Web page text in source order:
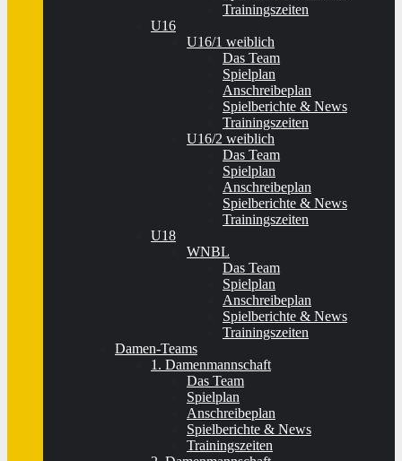
Trainingszeiten
U16
U16/1 weiblich
Das Team
Spielplan
Anschreibeplan
Spielberichte & News
Trainingszeiten
U16/2 weiblich
Das Team
Spielplan
Anschreibeplan
Spielberichte & News
Trainingszeiten
U18
WNBL
Das Team
Spielplan
Anschreibeplan
Spielberichte & News
Trainingszeiten
Damen-Teams
1. Damenmannschaft
Das Team
Spielplan
Anschreibeplan
Spielberichte & News
Trainingszeiten